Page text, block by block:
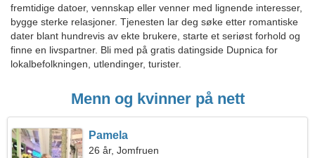
fremtidige datoer, vennskap eller venner med lignende interesser,
bygge sterke relasjoner. Tjenesten lar deg søke etter romantiske
dater blant hundrevis av ekte brukere, starte et seriøst forhold og
finne en livspartner. Bli med på gratis datingside Dupnica for
lokalbefolkningen, utlendinger, turister.
Menn og kvinner på nett
Pamela
26 år, Jomfruen